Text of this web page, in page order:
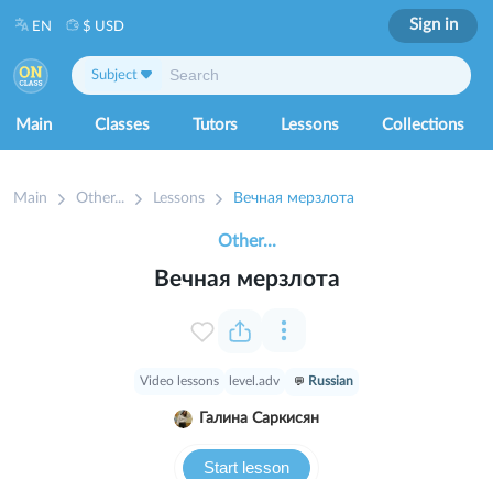
Main Classes Tutors Lessons Collections
Subject
EN $ USD Sign in
Main Other... Lessons Вечная мерзлота
Вечная мерзлота
Start lesson
Video lessons level.adv Russian
Галина Саркисян
Other...